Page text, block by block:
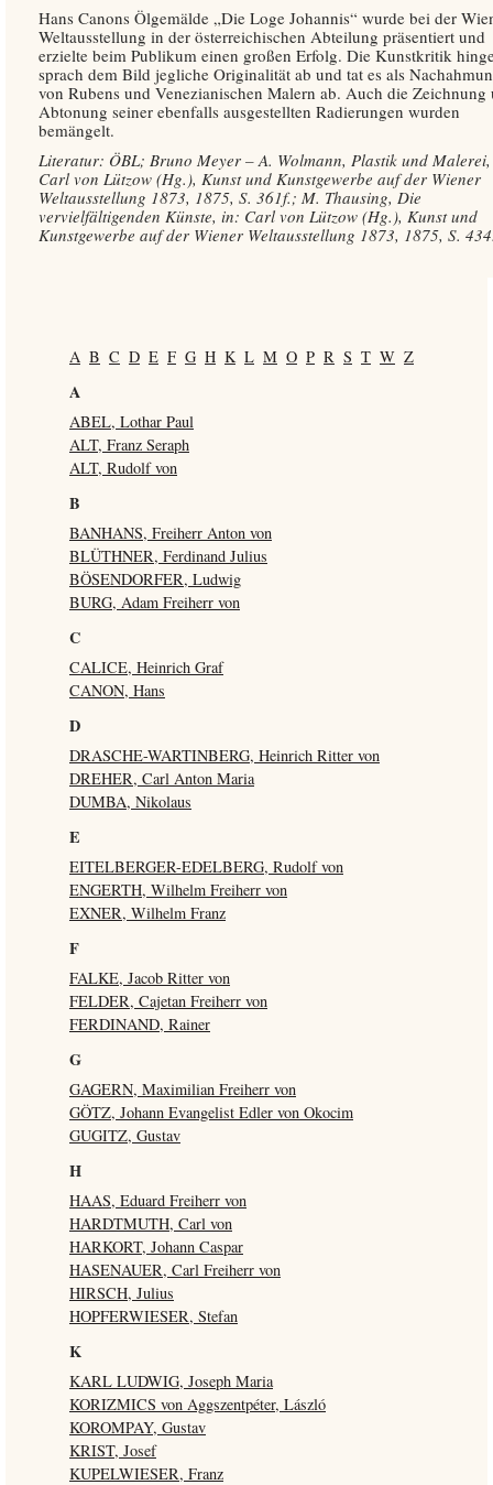
Hans Canons Ölgemälde „Die Loge Johannis“ wurde bei der
Weltausstellung in der österreichischen Abteilung präsentiert und
erzielte beim Publikum einen großen Erfolg. Die Kunstkritik
sprach dem Bild jegliche Originalität ab und tat es als
von Rubens und Venezianischen Malern ab. Auch die Zeichnung
Abtonung seiner ebenfalls ausgestellten Radierungen wurden
bemängelt.
Literatur: ÖBL; Bruno Meyer – A. Wolmann, Plastik und
Carl von Lützow (Hg.), Kunst und Kunstgewerbe auf der Wiener
Weltausstellung 1873, 1875, S. 361f.; M. Thausing, Die
vervielfältigenden Künste, in: Carl von Lützow (Hg.), Kunst und
Kunstgewerbe auf der Wiener Weltausstellung 1873, 1875, S.
A B C D E F G H K L M O P R S T W Z
A
ABEL, Lothar Paul
ALT, Franz Seraph
ALT, Rudolf von
B
BANHANS, Freiherr Anton von
BLÜTHNER, Ferdinand Julius
BÖSENDORFER, Ludwig
BURG, Adam Freiherr von
C
CALICE, Heinrich Graf
CANON, Hans
D
DRASCHE-WARTINBERG, Heinrich Ritter von
DREHER, Carl Anton Maria
DUMBA, Nikolaus
E
EITELBERGER-EDELBERG, Rudolf von
ENGERTH, Wilhelm Freiherr von
EXNER, Wilhelm Franz
F
FALKE, Jacob Ritter von
FELDER, Cajetan Freiherr von
FERDINAND, Rainer
G
GAGERN, Maximilian Freiherr von
GÖTZ, Johann Evangelist Edler von Okocim
GUGITZ, Gustav
H
HAAS, Eduard Freiherr von
HARDTMUTH, Carl von
HARKORT, Johann Caspar
HASENAUER, Carl Freiherr von
HIRSCH, Julius
HOPFERWIESER, Stefan
K
KARL LUDWIG, Joseph Maria
KORIZMICS von Aggszentpéter, László
KOROMPAY, Gustav
KRIST, Josef
KUPELWIESER, Franz